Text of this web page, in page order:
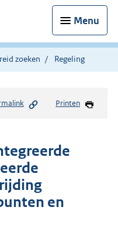
Menu
zoeken Regeling
Printen
en